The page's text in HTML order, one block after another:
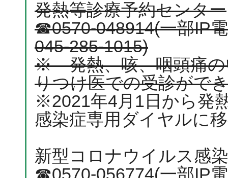
発熱等診療予約センター
☎0570-048914(一部IP
045-285-1015)
※ 発熱、咳、咽頭痛の
りつけ医での受診がで
※2021年4月1日から発
感染症専用ダイヤルに
新型コロナウイルス感